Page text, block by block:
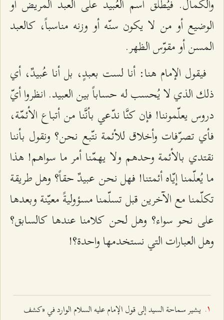
والكمال. فيُطلق اسم العُبيد على العبد المريض أو
الوضيع أو من لا يكون سنّه أو وزنه مناسباً، كالعبد
المسن أو مقوّس الظهر.
فيقول الإمام هنا: أنا لست بعبدٍ، بل أنا عُبيدٌ، أي
ذلك الذي لا يُحسب له حساباً بين العبيد. انظروا أيّ
دروس يعلّموننا! فإن كنَّا ندّعي بأنَّنا من أتباع الأئمّة،
فأي تصرّفات وأخلاق للأئمة نتّبع نحن؟ ونقول بأننا
نقتدي بالأئمة وحدهم ولا يهمّنا أمر ما سواهم! هذا
ما يُعلّمنا إيّاه أئمتنا! فهل نحن عبيدٌ حقاً؟ وهل طريقة
تكلّمنا مع الآخرين قبل تسلّمنا مسؤوليةً معيّنة وبعدها
على نحو سواء؟ وهل لحن كلامنا عندها كالسابق؟
وهل العبارات التي نستخدمها واحدة؟!
يشير سماحة السيد إلى قول الإمام عليه السلام الوارد في «كشف